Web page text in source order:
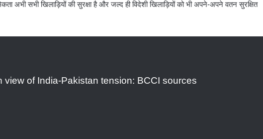
अभी सभी खिलाड़ियों की सुरक्षा है और जल्द ही विदेशी खिलाड़ियों को भी अपने-अपने वतन सुरक्षित
of India-Pakistan tension: BCCI sources